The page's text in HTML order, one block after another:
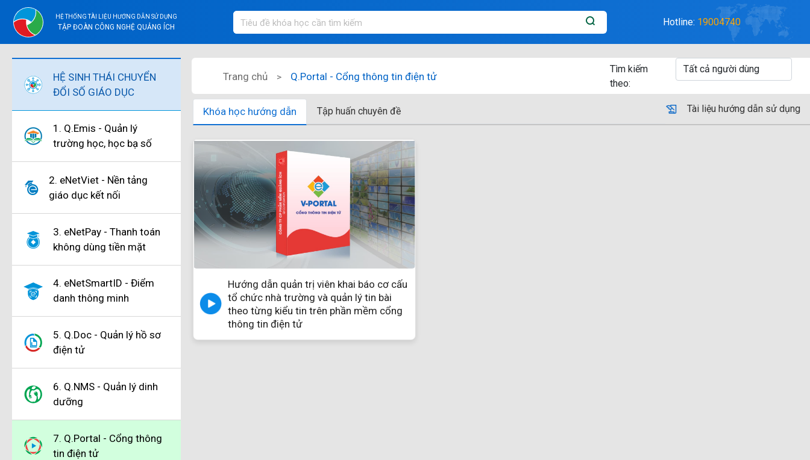
HỆ THỐNG TÀI LIỆU HƯỚNG DẪN SỬ DỤNG
TẬP ĐOÀN CÔNG NGHỆ QUẢNG ÍCH Hotline: 19004740
HỆ SINH THÁI CHUYỂN
ĐỔI SỐ GIÁO DỤC
1. Q.Emis - Quản lý
trường học, học bạ số
2. eNetViet - Nền tảng
giáo dục kết nối
3. eNetPay - Thanh toán
không dùng tiền mặt
4. eNetSmartID - Điểm
danh thông minh
5. Q.Doc - Quản lý hồ sơ
điện tử
6. Q.NMS - Quản lý dinh
dưỡng
7. Q.Portal - Cổng thông
tin điện tử
Trang chủ Q.Portal - Cổng thông tin điện tử
Tìm kiếm
theo:
Khóa học hướng dẫn Tập huấn chuyên đề Tài liệu hướng dẫn sử dụng
Hướng dẫn quản trị viên khai báo cơ cấu
tổ chức nhà trường và quản lý tin bài
theo từng kiểu tin trên phần mềm cổng
thông tin điện tử